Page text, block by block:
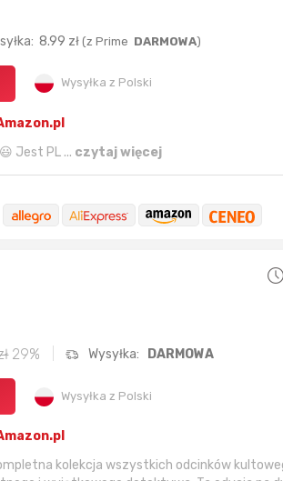
8.99 zł (z Prime DARMOWA)
Wysyłka z Polski
Jest PL ... czytaj więcej
29% Wysyłka: DARMOWA
Wysyłka z Polski
kolekcja wszystkich odcinków